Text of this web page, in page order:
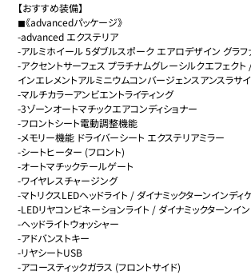
【おすすめ装備】
◼︎《advancedパッケージ》
-advanced エクステリア
-アルミホイール 5ダブルスポーク エアロデザイン グラ
-アクセントサーフェス プラチナムグレーシルクエフェク
インエレメントアルミニウムコンバージェンスアンスラサイ
-マルチカラーアンビエントライティング
-3ゾーンオートマチックエアコンディショナー
-フロントシート電動調整機能
-メモリー機能 ドライバーシート エクステリアミラー
-シートヒーター (フロント)
-オートマチックテールゲート
-ワイヤレスチャージング
-マトリクスLEDヘッドライト / ダイナミックターンインディ
-LEDリヤコンビネーションライト / ダイナミックターンイ
-ヘッドライトウォッシャー
-アドバンストキー
-リヤシートUSB
-アコースティックガラス (フロントサイド)